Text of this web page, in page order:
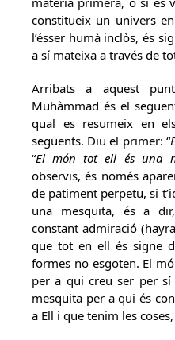
constitueix un univers
l’ésser humà inclòs, és
a sí mateixa a través de
Arribats a aquest
Muhàmmad és el
qual es resumeix en
següents. Diu el primer: “
“El món tot ell és una
observis, és només
de patiment perpetu, si
una mesquita, és a
constant admiració
que tot en ell és signe
formes no esgoten. El
per a qui creu ser per
mesquita per a qui és
a Ell i que tenim les